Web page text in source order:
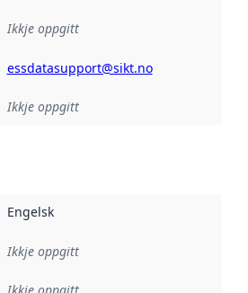
Ikkje oppgitt
essdatasupport@sikt.no
Ikkje oppgitt
Engelsk
:
Ikkje oppgitt